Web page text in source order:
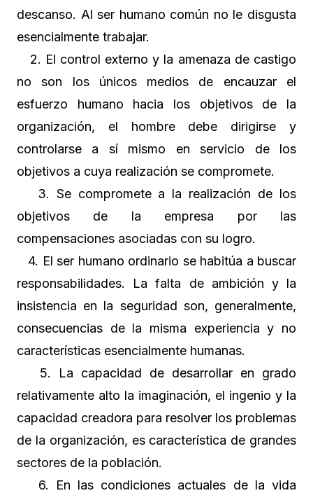
descanso. Al ser humano común no le disgusta
esencialmente trabajar.
2. El control externo y la amenaza de castigo
no son los únicos medios de encauzar el
esfuerzo humano hacia los objetivos de la
organización, el hombre debe dirigirse y
controlarse a sí mismo en servicio de los
objetivos a cuya realización se compromete.
3. Se compromete a la realización de los
objetivos de la empresa por las
compensaciones asociadas con su logro.
4. El ser humano ordinario se habitúa a buscar
responsabilidades. La falta de ambición y la
insistencia en la seguridad son, generalmente,
consecuencias de la misma experiencia y no
características esencialmente humanas.
5. La capacidad de desarrollar en grado
relativamente alto la imaginación, el ingenio y la
capacidad creadora para resolver los problemas
de la organización, es característica de grandes
sectores de la población.
6. En las condiciones actuales de la vida